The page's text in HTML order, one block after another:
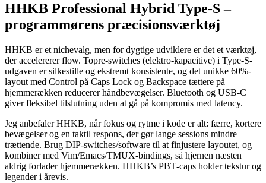
HHKB Professional Hybrid Type‑S –
programmørens præcisionsværktøj
HHKB er et nichevalg, men for dygtige udviklere er det et værktøj,
der accelererer flow. Topre‑switches (elektro‑kapacitive) i Type‑S-
udgaven er silkestille og ekstremt konsistente, og det unikke 60%-
layout med Control på Caps Lock og Backspace tættere på
hjemmerækken reducerer håndbevægelser. Bluetooth og USB‑C
giver fleksibel tilslutning uden at gå på kompromis med latency.
Jeg anbefaler HHKB, når fokus og rytme i kode er alt: færre, kortere
bevægelser og en taktil respons, der gør lange sessions mindre
trættende. Brug DIP‑switches/software til at finjustere layoutet, og
kombiner med Vim/Emacs/TMUX‑bindings, så hjernen næsten
aldrig forlader hjemmerækken. HHKB’s PBT‑caps holder tekstur og
legender i årevis.